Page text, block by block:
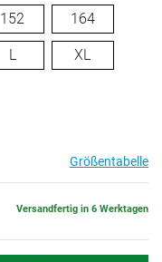
152 164
L XL
Größentabelle
Versandfertig in 6 Werktagen